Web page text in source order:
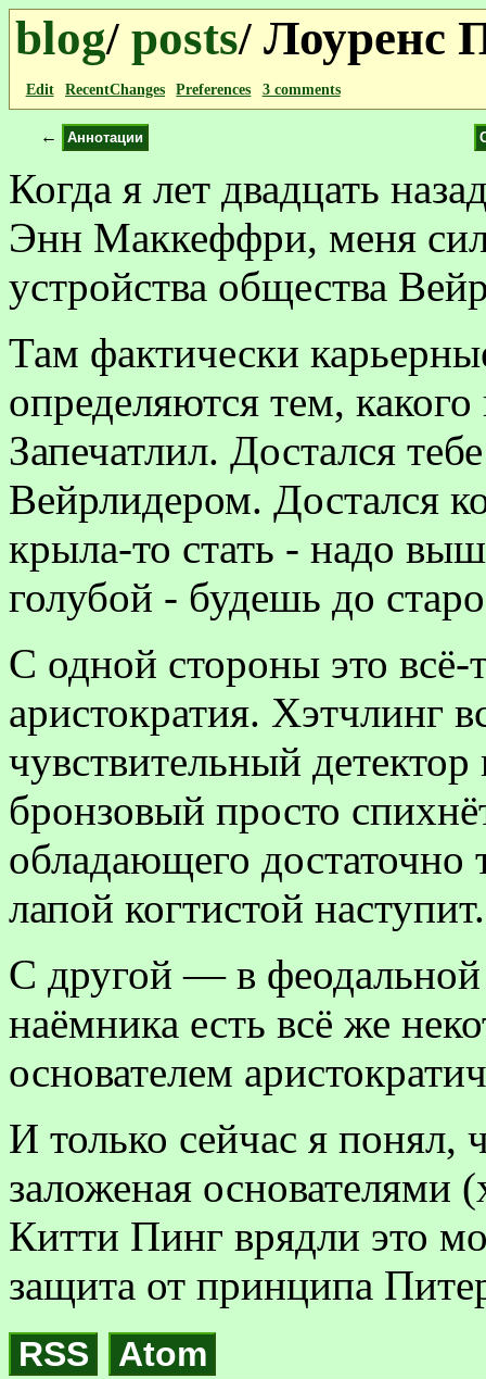
blog/ posts/ Лоуренс
Edit RecentChanges Preferences 3 comments
← Аннотации
Когда я лет двадцать
Энн Маккеффри, меня
устройства общества
Там фактически
определяются тем,
Запечатлил. Достался
Вейрлидером. Достался
крыла-то стать - надо
голубой - будешь до
С одной стороны это всё-
аристократия. Хэтчлинг
чувствительный
бронзовый просто
обладающего
лапой когтистой наступит.
С другой — в феодальной
наёмника есть всё же
основателем
И только сейчас я понял,
заложеная основателями
Китти Пинг врядли это
защита от принципа
RSS Atom